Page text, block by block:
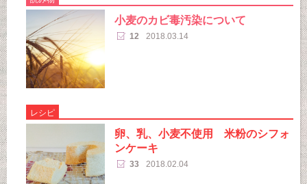
小麦のカビ毒汚染について
12 2018.03.14
レシピ
卵、乳、小麦不使用 米粉のシフォ
ンケーキ
33 2018.02.04